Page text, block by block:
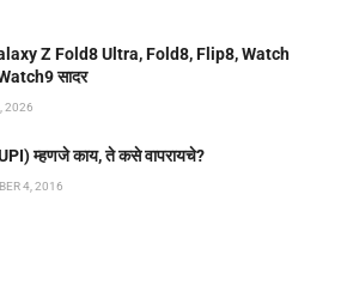
Z Fold8 Ultra, Fold8, Flip8, Watch
सादर
2026
म्हणजे काय, ते कसे वापरायचे?
4, 2016